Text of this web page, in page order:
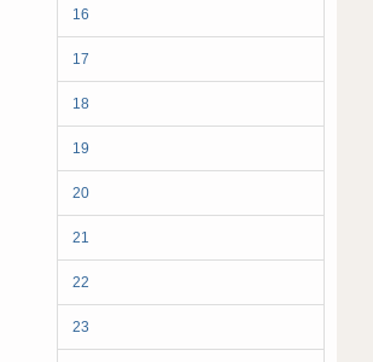
16
17
18
19
20
21
22
23